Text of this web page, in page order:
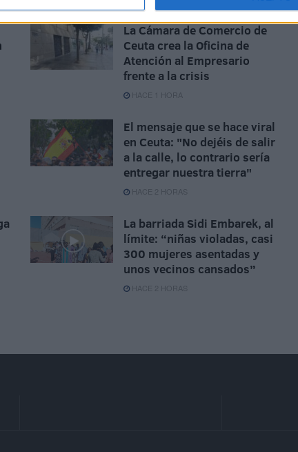
La Cámara de Comercio de
Ceuta crea la Oficina de
Atención al Empresario
frente a la crisis
HACE 1 HORA
El mensaje que se hace viral
en Ceuta: "No dejéis de salir
a la calle, lo contrario sería
entregar nuestra tierra"
HACE 2 HORAS
La barriada Sidi Embarek, al
límite: “niñas violadas, casi
300 mujeres asentadas y
unos vecinos cansados”
HACE 2 HORAS